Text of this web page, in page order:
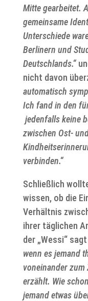
Mitte gearbeitet.
gemeinsame
Unterschiede
Berlinern und
Deutschlands.“
nicht davon
automatisch
Ich fand in den
jedenfalls keine
zwischen Ost-
verbinden.“
Schließlich
wissen, ob die
Verhältnis
ihrer täglichen
der „Wessi“
wenn es jemand
voneinander zum
erzählt. Wie
jemand etwas